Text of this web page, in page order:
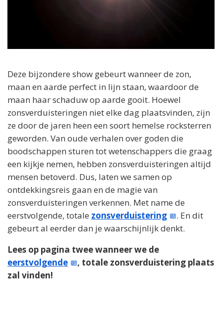
Deze bijzondere show gebeurt wanneer de zon,
maan en aarde perfect in lijn staan, waardoor de
maan haar schaduw op aarde gooit. Hoewel
zonsverduisteringen niet elke dag plaatsvinden, zijn
ze door de jaren heen een soort hemelse rocksterren
geworden. Van oude verhalen over goden die
boodschappen sturen tot wetenschappers die graag
een kijkje nemen, hebben zonsverduisteringen altijd
mensen betoverd. Dus, laten we samen op
ontdekkingsreis gaan en de magie van
zonsverduisteringen verkennen. Met name de
eerstvolgende, totale zonsverduistering
. En dit
gebeurt al eerder dan je waarschijnlijk denkt.
Lees op pagina twee wanneer we de
eerstvolgende
, totale zonsverduistering plaats
zal vinden!